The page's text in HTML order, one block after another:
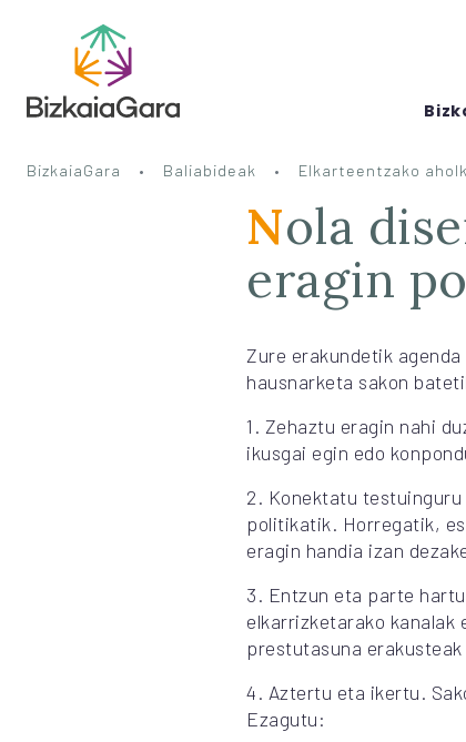
BizkaiaGara Baliabideak Elkarteentzako
Nola diseinatu erakundetik estrategia
eragin
Zure erakundetik
hausnarketa sakon
1. Zehaztu eragin nahi
ikusgai egin edo
2. Konektatu
politikatik. Horregatik,
eragin handia izan
3. Entzun eta parte
elkarrizketarako
prestutasuna
4. Aztertu eta ikertu.
Ezagutu: